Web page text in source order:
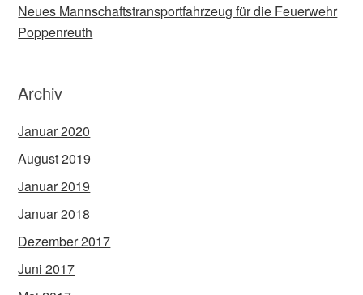
Neues Mannschaftstransportfahrzeug für die Feuerwehr
Poppenreuth
Archiv
Januar 2020
August 2019
Januar 2019
Januar 2018
Dezember 2017
Juni 2017